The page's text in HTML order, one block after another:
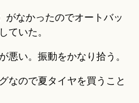
がなかったのでオートバッ
ていた。
悪い。振動をかなり拾う。
なので夏タイヤを買うこと